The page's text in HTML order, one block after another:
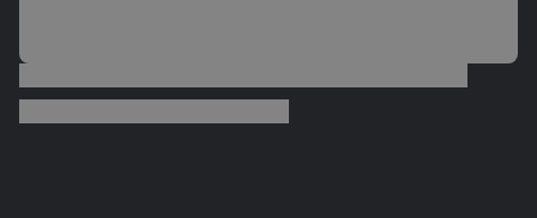
para jogar cinzas e...